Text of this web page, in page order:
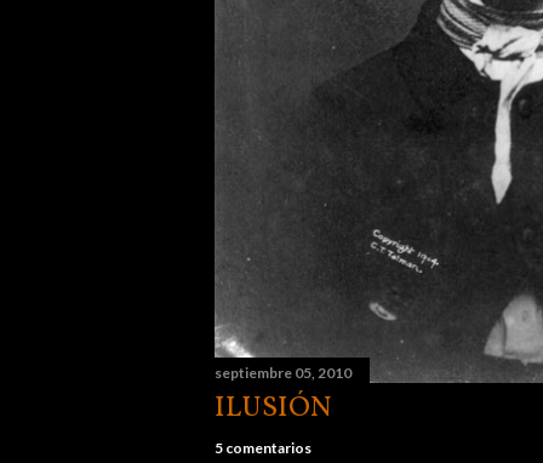
septiembre 05, 2010
ILUSIÓN
5 comentarios